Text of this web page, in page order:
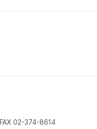
FAX 02-374-8614